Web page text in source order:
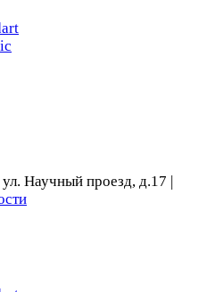
Научный проезд, д.17 |